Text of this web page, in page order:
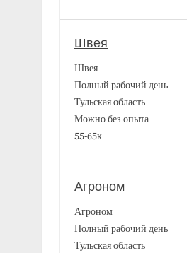
Швея
Швея
Полный рабочий день
Тульская область
Можно без опыта
55-65к
Агроном
Агроном
Полный рабочий день
Тульская область